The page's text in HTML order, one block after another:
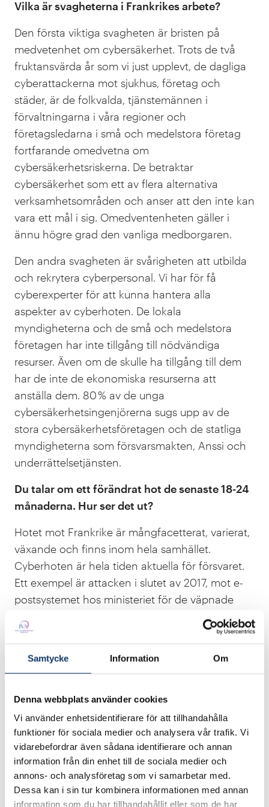
Samtycke Information Om
Denna webbplats använder cookies
Vi använder enhetsidentifierare för att tillhandahålla
funktioner för sociala medier och analysera vår trafik. Vi
vidarebefordrar även sådana identifierare och annan
information från din enhet till de sociala medier och
annons- och analysföretag som vi samarbetar med.
Dessa kan i sin tur kombinera informationen med annan
information som du har tillhandahållit eller som de har
Vilka är svagheterna i Frankrikes arbete?
Den första viktiga svagheten är bristen på
medvetenhet om cybersäkerhet. Trots de två
fruktansvärda år som vi just upplevt, de dagliga
cyberattackerna mot sjukhus, företag och
städer, är de folkvalda, tjänstemännen i
förvaltningarna i våra regioner och
företagsledarna i små och medelstora företag
fortfarande omedvetna om
cybersäkerhetsriskerna. De betraktar
cybersäkerhet som ett av flera alternativa
verksamhetsområden och anser att den inte kan
vara ett mål i sig. Omedventenheten gäller i
ännu högre grad den vanliga medborgaren.
Den andra svagheten är svårigheten att utbilda
och rekrytera cyberpersonal. Vi har för få
cyberexperter för att kunna hantera alla
aspekter av cyberhoten. De lokala
myndigheterna och de små och medelstora
företagen har inte tillgång till nödvändiga
resurser. Även om de skulle ha tillgång till dem
har de inte de ekonomiska resurserna att
anställa dem. 80 % av de unga
cybersäkerhetsingenjörerna sugs upp av de
stora cybersäkerhetsföretagen och de statliga
myndigheterna som försvarsmakten, Anssi och
underrättelsetjänsten.
Du talar om ett förändrat hot de senaste 18-24
månaderna. Hur ser det ut?
Hotet mot Frankrike är mångfacetterat, varierat,
växande och finns inom hela samhället.
Cyberhoten är hela tiden aktuella för försvaret.
Ett exempel är attacken i slutet av 2017, mot e-
postsystemet hos ministeriet för de väpnade
styrkorna. Attacken syftade till att återskapa
information om tankning av den franska flottan.
ministeriet. Året därpå ökade de till 850, sedan
Uppgifterna kommer från general Didier
Tisseyre, chef för cyberförsvaret (ComCyber),
den enhet som leder och samordnar de franska
väpnade styrkornas cyberförsvar. Hotet hänger
också över de franska företagen, oavsett sektor
och storlek.